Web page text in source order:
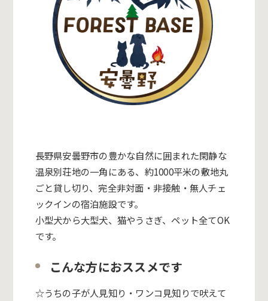
長野県安曇野市の豊かな自然に囲まれた閑静な
温泉別荘地の一角にある、 約1000平米の敷地丸
ごと貸し切り、完全非対面・非接触・無人チェ
ックインの宿泊施設です。
小型犬から大型犬、猫やうさぎ、ペット全てOK
です。
こんな方におススメです
☆うちの子が人見知り・ワンコ見知りで吠えて